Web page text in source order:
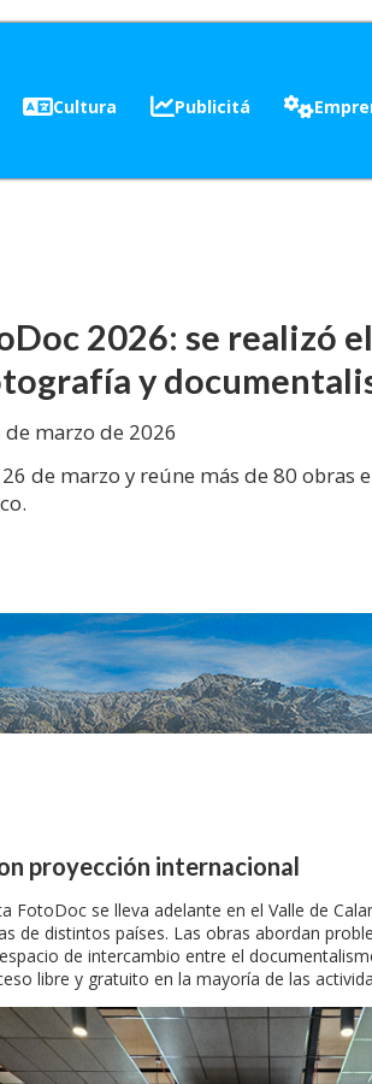
Cultura Publicitá
2026: se realizó
y
de marzo y reúne más de 80 obras
de marzo de 2026
proyección internacional
FotoDoc se lleva adelante en el Valle de
de distintos países. Las obras abordan
de intercambio entre el
libre y gratuito en la mayoría de las